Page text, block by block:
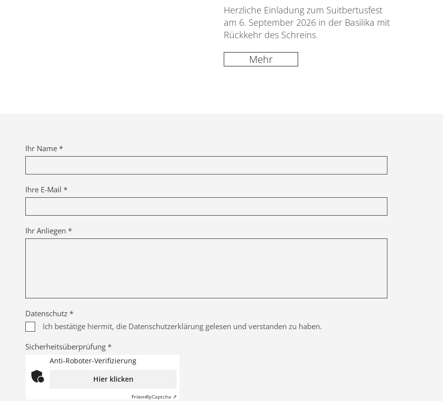
Herzliche Einladung zum Suitbertusfest
am 6. September 2026 in der Basilika mit
Rückkehr des Schreins
Mehr
Ihr Name *
Ihre E-Mail *
Ihr Anliegen *
Datenschutz *
Ich bestätige hiermit, die Datenschutzerklärung gelesen und verstanden zu haben.
Sicherheitsüberprüfung *
Anti-Roboter-Verifizierung
Hier klicken
FriendlyCaptcha ⇗